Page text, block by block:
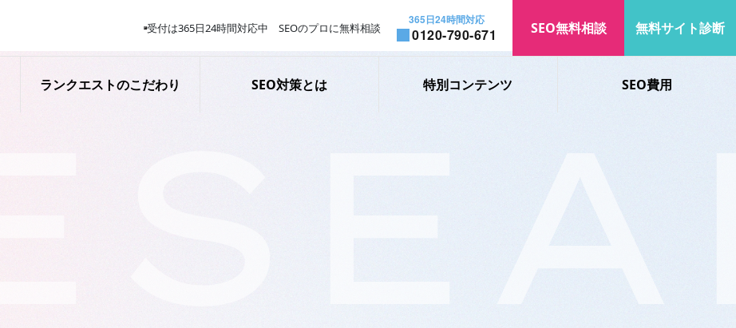
受付は365日24時間対応中 SEOのプロに無料相談
365日24時間対応
0120-790-671 SEO無料相談 無料サイト診断
ランクエストのこだわり SEO対策とは 特別コンテンツ SEO費用